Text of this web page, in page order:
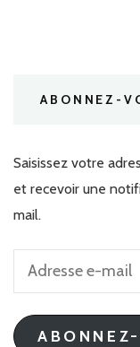
ABONNEZ-
Saisissez votre
et recevoir une
mail.
Adresse
mail